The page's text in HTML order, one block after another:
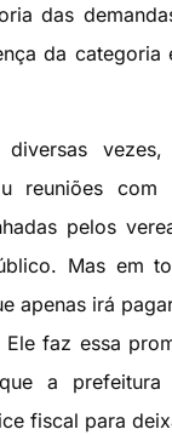
das
da categoria
reuniões com
pelos
Mas em
apenas irá
faz essa
a
fiscal para